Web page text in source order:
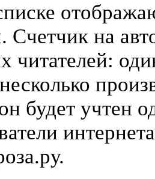
Счетчик на
читателей:
будет учтен